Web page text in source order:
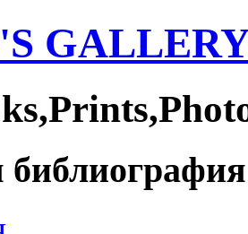
библиография